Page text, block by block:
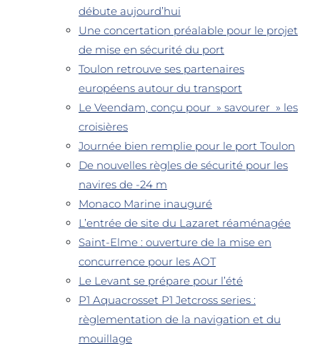
débute aujourd’hui
Une concertation préalable pour le projet
de mise en sécurité du port
Toulon retrouve ses partenaires
européens autour du transport
Le Veendam, conçu pour » savourer » les
croisières
Journée bien remplie pour le port Toulon
De nouvelles règles de sécurité pour les
navires de -24 m
Monaco Marine inauguré
L’entrée de site du Lazaret réaménagée
Saint-Elme : ouverture de la mise en
concurrence pour les AOT
Le Levant se prépare pour l’été
P1 Aquacrosset P1 Jetcross series :
règlementation de la navigation et du
mouillage